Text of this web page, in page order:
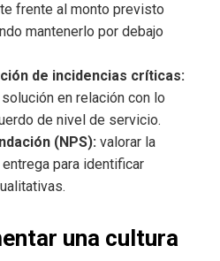
frente al monto previsto
mantenerlo por debajo
de incidencias críticas:
en relación con lo
de nivel de servicio.
(NPS): valorar la
para identificar
una cultura